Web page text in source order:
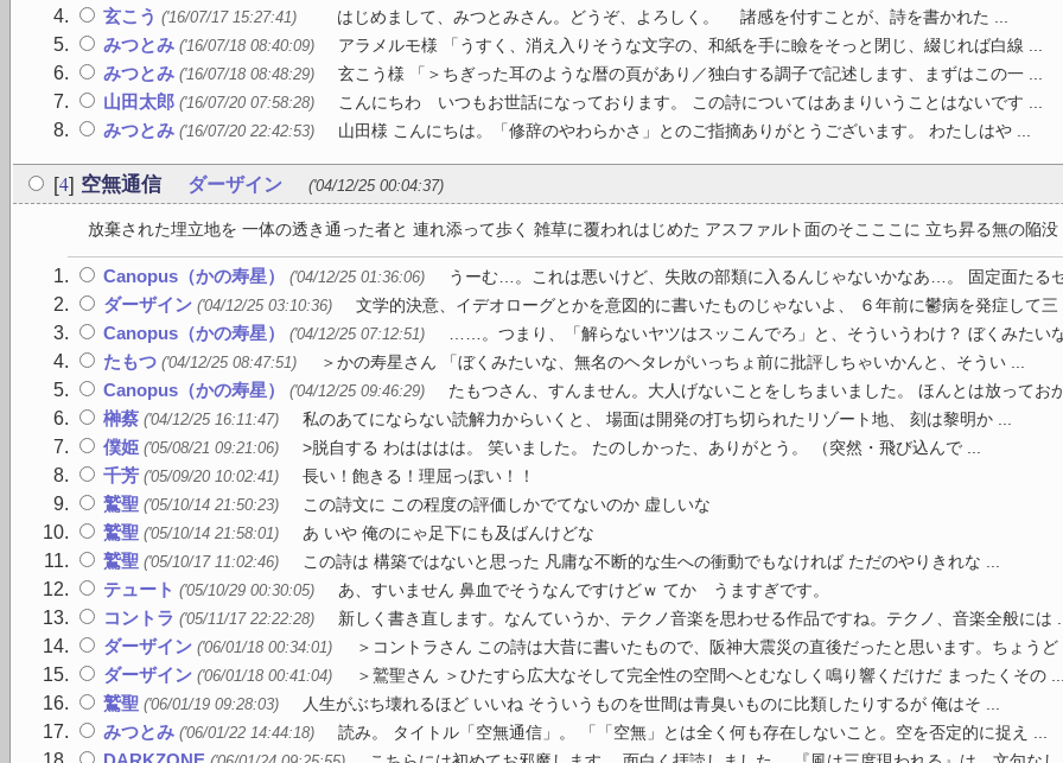
玄こう ('16/07/17 15:27:41) はじめまして、みつとみさん。どうぞ、よろしく。 諸感を付すことが、詩を書かれた ...
みつとみ ('16/07/18 08:40:09) アラメルモ様 「うすく、消え入りそうな文字の、和紙を手に瞼をそっと閉じ、綴じれば白線 ...
みつとみ ('16/07/18 08:48:29) 玄こう様 「＞ちぎった耳のような暦の頁があり／独白する調子で記述します、まずはこの一 ...
山田太郎 ('16/07/20 07:58:28) こんにちわ いつもお世話になっております。 この詩についてはあまりいうことはないです ...
みつとみ ('16/07/20 22:42:53) 山田様 こんにちは。「修辞のやわらかさ」とのご指摘ありがとうございます。 わたしはや ...
[4] 空無通信 ダーザイン ('04/12/25 00:04:37)
放棄された埋立地を 一体の透き通った者と 連れ添って歩く 雑草に覆われはじめた アスファルト面のそこここに 立ち昇る無の陥没
Canopus（かの寿星） ('04/12/25 01:36:06) うーむ…。これは悪いけど、失敗の部類に入るんじゃないかなあ…。 固定面たる
ダーザイン ('04/12/25 03:10:36) 文学的決意、イデオローグとかを意図的に書いたものじゃないよ、 ６年前に鬱病を発症して三
Canopus（かの寿星） ('04/12/25 07:12:51) ……。つまり、「解らないヤツはスッこんでろ」と、そういうわけ？ ぼくみたい
たもつ ('04/12/25 08:47:51) ＞かの寿星さん 「ぼくみたいな、無名のヘタレがいっちょ前に批評しちゃいかんと、そうい ...
Canopus（かの寿星） ('04/12/25 09:46:29) たもつさん、すんません。大人げないことをしちまいました。 ほんとは放ってお
榊蔡 ('04/12/25 16:11:47) 私のあてにならない読解力からいくと、 場面は開発の打ち切られたリゾート地、 刻は黎明か ...
僕姫 ('05/08/21 09:21:06) >脱自する わはははは。 笑いました。 たのしかった、ありがとう。 （突然・飛び込んで ...
千芳 ('05/09/20 10:02:41) 長い！飽きる！理屈っぽい！！
鷲聖 ('05/10/14 21:50:23) この詩文に この程度の評価しかでてないのか 虚しいな
鷲聖 ('05/10/14 21:58:01) あ いや 俺のにゃ足下にも及ばんけどな
鷲聖 ('05/10/17 11:02:46) この詩は 構築ではないと思った 凡庸な不断的な生への衝動でもなければ ただのやりきれな ...
テュート ('05/10/29 00:30:05) あ、すいません 鼻血でそうなんですけどｗ てか うますぎです。
コントラ ('05/11/17 22:22:28) 新しく書き直します。なんていうか、テクノ音楽を思わせる作品ですね。テクノ、音楽全般には
ダーザイン ('06/01/18 00:34:01) ＞コントラさん この詩は大昔に書いたもので、阪神大震災の直後だったと思います。ちょうど
ダーザイン ('06/01/18 00:41:04) ＞鷲聖さん ＞ひたすら広大なそして完全性の空間へとむなしく鳴り響くだけだ まったくその
鷲聖 ('06/01/19 09:28:03) 人生がぶち壊れるほど いいね そういうものを世間は青臭いものに比類したりするが 俺はそ ...
みつとみ ('06/01/22 14:44:18) 読み。 タイトル「空無通信」。 「「空無」とは全く何も存在しないこと。空を否定的に捉え ...